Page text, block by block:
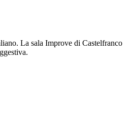
La sala Improve di Castelfranco